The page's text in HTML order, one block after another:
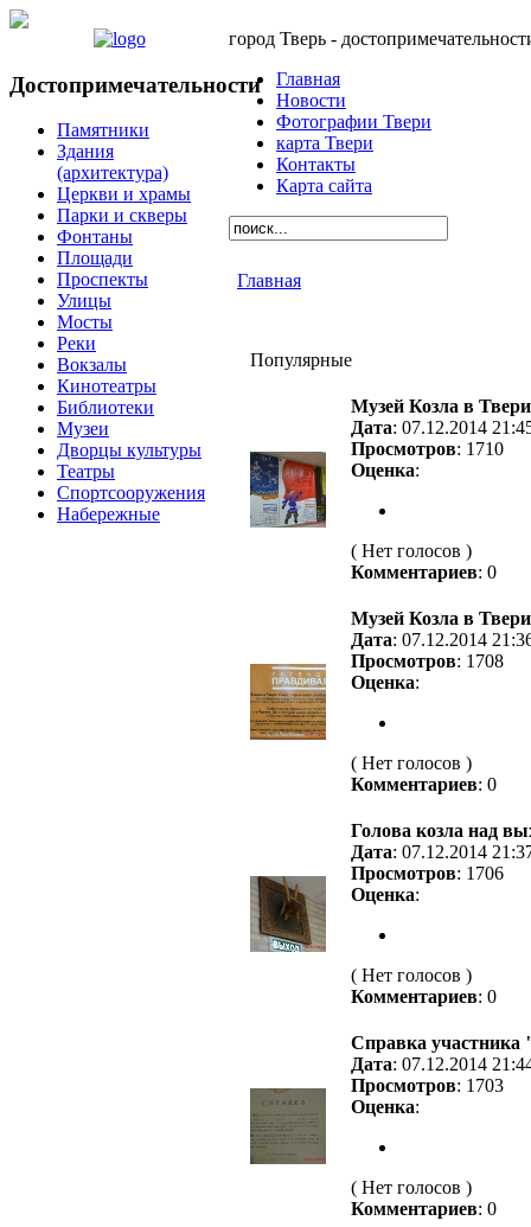
Достопримечательности
Памятники
Здания
(архитектура)
Церкви и храмы
Парки и скверы
Фонтаны
Площади
Проспекты
Улицы
Мосты
Реки
Вокзалы
Кинотеатры
Библиотеки
Музеи
Дворцы культуры
Театры
Спортсооружения
Набережные
город Тверь -
Главная
Новости
Фотографии Твери
карта Твери
Контакты
Карта сайта
Главная
Популярные
Музей Козла в
Дата: 07.12.2014
Просмотров: 1710
Оценка:
( Нет голосов )
Комментариев: 0
Музей Козла в
Дата: 07.12.2014
Просмотров: 1708
Оценка:
( Нет голосов )
Комментариев: 0
Голова козла над
Дата: 07.12.2014
Просмотров: 1706
Оценка:
( Нет голосов )
Комментариев: 0
Справка
Дата: 07.12.2014
Просмотров: 1703
Оценка:
( Нет голосов )
Комментариев: 0